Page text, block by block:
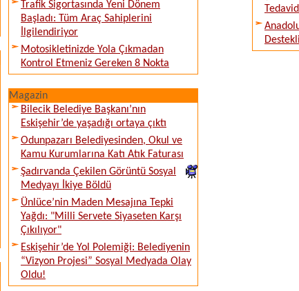
Trafik Sigortasında Yeni Dönem
Başladı: Tüm Araç Sahiplerini
İlgilendiriyor
Motosikletinizde Yola Çıkmadan
Kontrol Etmeniz Gereken 8 Nokta
Magazin
Bilecik Belediye Başkanı’nın
Eskişehir’de yaşadığı ortaya çıktı
Odunpazarı Belediyesinden, Okul ve
Kamu Kurumlarına Katı Atık Faturası
Şadırvanda Çekilen Görüntü Sosyal
Medyayı İkiye Böldü
Ünlüce’nin Maden Mesajına Tepki
Yağdı: "Milli Servete Siyaseten Karşı
Çıkılıyor"
Eskişehir’de Yol Polemiği: Belediyenin
“Vizyon Projesi” Sosyal Medyada Olay
Oldu!